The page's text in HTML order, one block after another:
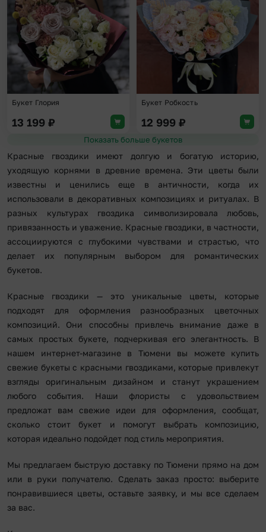
Букет Глория
13 199 ₽
Букет Робкость
12 999 ₽
Показать больше букетов
Красные гвоздики имеют долгую и богатую историю,
уходящую корнями в древние времена. Эти цветы были
известны и ценились еще в античности, когда их
использовали в декоративных композициях и ритуалах. В
разных культурах гвоздика символизировала любовь,
привязанность и уважение. Красные гвоздики, в частности,
ассоциируются с глубокими чувствами и страстью, что
делает их популярным выбором для романтических
букетов.
Красные гвоздики — это уникальные цветы, которые
подходят для оформления разнообразных цветочных
композиций. Они способны привлечь внимание даже в
самых простых букете, подчеркивая его элегантность. В
нашем интернет-магазине в Тюмени вы можете купить
свежие букеты с красными гвоздиками, которые привлекут
взгляды оригинальным дизайном и станут украшением
любого события. Наши флористы с удовольствием
предложат вам свежие идеи для оформления, сообщат,
сколько стоит букет и помогут выбрать композицию,
которая идеально подойдет под стиль мероприятия.
Мы предлагаем быструю доставку по Тюмени прямо на дом
или в руки получателю. Сделать заказ просто: выберите
понравившиеся цветы, оставьте заявку, и мы все сделаем
за вас.